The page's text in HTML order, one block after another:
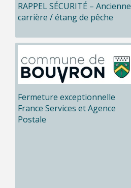
RAPPEL SÉCURITÉ – Ancienne
carrière / étang de pêche
Fermeture exceptionnelle
France Services et Agence
Postale